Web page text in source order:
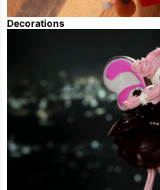
Decorations